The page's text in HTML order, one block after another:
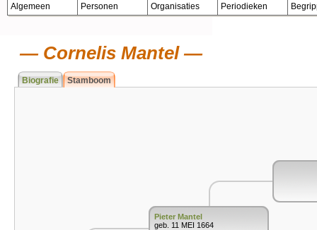
Algemeen Personen Organisaties Periodieken
Cornelis Mantel
Biografie Stamboom
Pieter Mantel
geb. 11 MEI 1664